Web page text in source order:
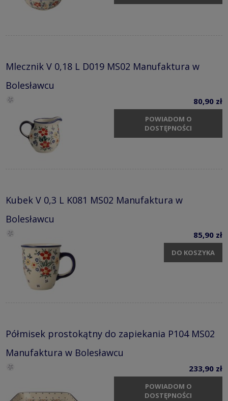
Mlecznik V 0,18 L D019 MS02 Manufaktura w
Bolesławcu
80,90 zł
POWIADOM O
DOSTĘPNOŚCI
Kubek V 0,3 L K081 MS02 Manufaktura w
Bolesławcu
85,90 zł
DO KOSZYKA
Półmisek prostokątny do zapiekania P104 MS02
Manufaktura w Bolesławcu
233,90 zł
POWIADOM O
DOSTĘPNOŚCI